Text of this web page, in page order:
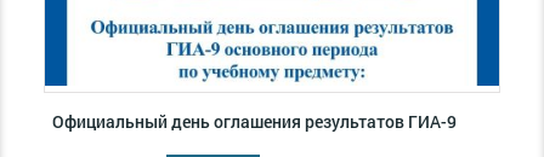
Официальный день оглашения результатов ГИА-9